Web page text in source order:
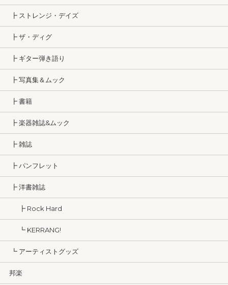
┣ ストレンジ・デイズ
┣ ザ・ディグ
┣ ギター弾き語り
┣ 写真集＆ムック
┣ 書籍
┣ 楽器雑誌&ムック
┣ 雑誌
┣ パンフレット
┣ 洋書雑誌
┣ Rock Hard
┗ KERRANG!
┗ アーティストグッズ
邦楽